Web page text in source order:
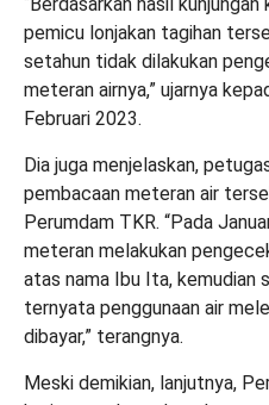
pemicu lonjakan tagihan
setahun tidak dilakukan
meteran airnya,” ujarnya
Februari 2023.
Dia juga menjelaskan,
pembacaan meteran air
Perumdam TKR. “Pada
meteran melakukan
atas nama Ibu Ita, kemudian
ternyata penggunaan air
dibayar,” terangnya.
Meski demikian, lanjutnya,